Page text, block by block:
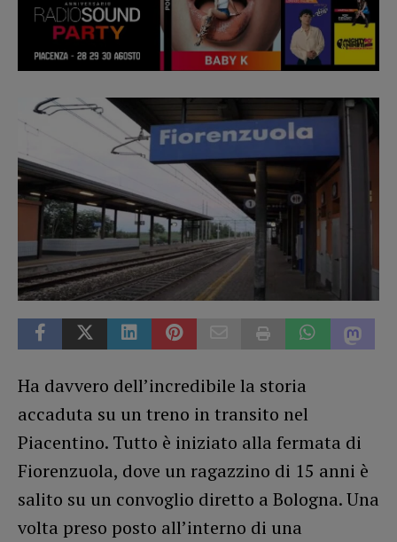
Ha davvero dell’incredibile la storia
accaduta su un treno in transito nel
Piacentino. Tutto è iniziato alla fermata di
Fiorenzuola, dove un ragazzino di 15 anni è
salito su un convoglio diretto a Bologna. Una
volta preso posto all’interno di una